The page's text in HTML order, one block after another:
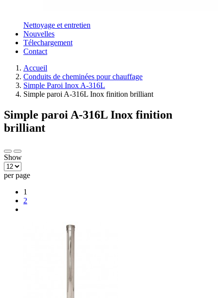
Nettoyage et entretien
Nouvelles
Télechargement
Contact
Accueil
Conduits de cheminées pour chauffage
Simple Paroi Inox A-316L
Simple paroi A-316L Inox finition brilliant
Simple paroi A-316L Inox finition
brilliant
Show
per page
1
2